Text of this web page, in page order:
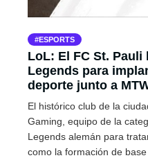
ESPORTS
LoL: El FC St. Pauli
Legends para
deporte junto a
El histórico club de la
Gaming, equipo de la
Legends alemán para
como la formación de